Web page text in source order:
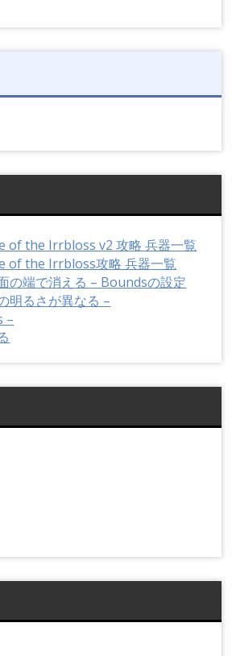
of the Irrbloss v2 攻略 兵器一覧
of the Irrbloss攻略 兵器一覧
の端で消える – Boundsの設定
明るさが異なる –
–